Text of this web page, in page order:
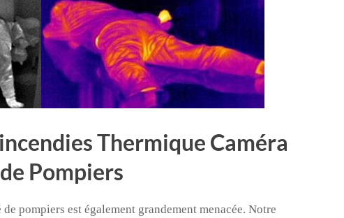
Thermique Caméra
Pompiers
pompiers est également grandement menacée. Notre